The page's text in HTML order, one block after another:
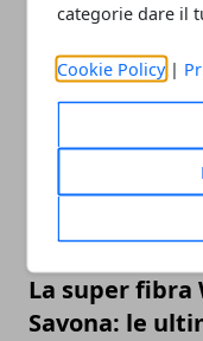
categorie dare il
Cookie Policy |
ARTICOLI CORRELATI
La super fibra
Savona: le